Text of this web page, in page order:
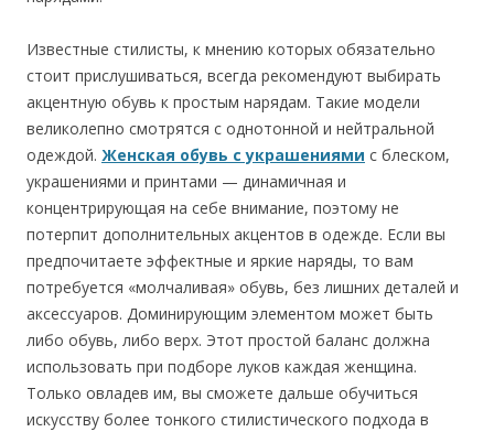
Известные стилисты, к мнению которых обязательно
стоит прислушиваться, всегда рекомендуют выбирать
акцентную обувь к простым нарядам. Такие модели
великолепно смотрятся с однотонной и нейтральной
одеждой. Женская обувь с украшениями с блеском,
украшениями и принтами — динамичная и
концентрирующая на себе внимание, поэтому не
потерпит дополнительных акцентов в одежде. Если вы
предпочитаете эффектные и яркие наряды, то вам
потребуется «молчаливая» обувь, без лишних деталей и
аксессуаров. Доминирующим элементом может быть
либо обувь, либо верх. Этот простой баланс должна
использовать при подборе луков каждая женщина.
Только овладев им, вы сможете дальше обучиться
искусству более тонкого стилистического подхода в